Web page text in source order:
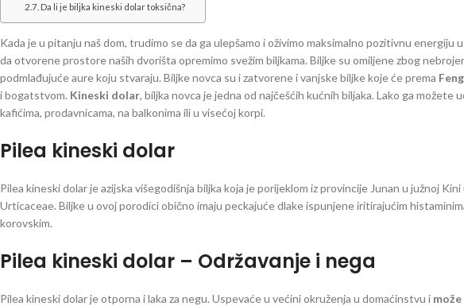
Da li je biljka kineski dolar toksična?
Kada je u pitanju naš dom, trudimo se da ga ulepšamo i oživimo maksimalno pozitivnu energiju
da otvorene prostore naših dvorišta opremimo svežim biljkama. Biljke su omiljene zbog
podmlađujuće aure koju stvaraju. Biljke novca su i zatvorene i vanjske biljke koje će prema
i bogatstvom. Kineski dolar, biljka novca je jedna od najčešćih kućnih biljaka. Lako ga
kafićima, prodavnicama, na balkonima ili u visećoj korpi.
Pilea kineski dolar
Pilea kineski dolar je azijska višegodišnja biljka koja je porijeklom iz provincije Junan u južnoj Kini
Urticaceae. Biljke u ovoj porodici obično imaju peckajuće dlake ispunjene iritirajućim
korovskim.
Pilea kineski dolar – Održavanje i nega
Pilea kineski dolar je otporna i laka za negu. Uspevaće u većini okruženja u domaćinstvu i